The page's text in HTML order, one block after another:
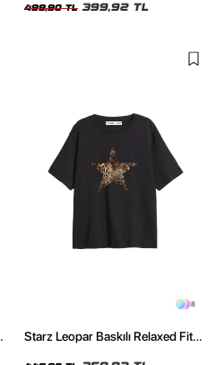
499,90 TL 399,92 TL
8
Starz Leopar Baskılı Relaxed Fit